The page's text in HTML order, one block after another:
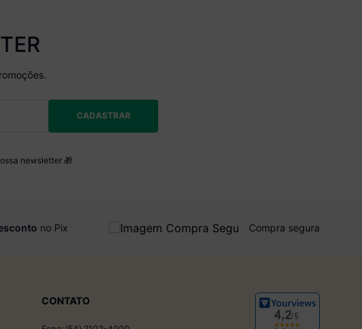
CADASTRAR
newsletter 🎁
no Pix Compra segura
CONTATO